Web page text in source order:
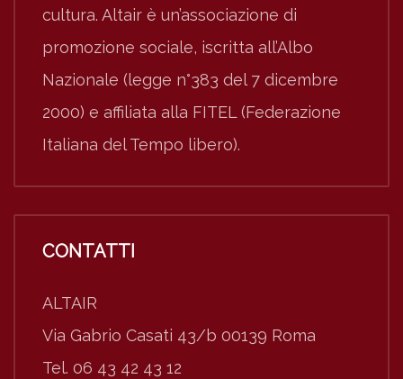
cultura. Altair è un’associazione di
promozione sociale, iscritta all’Albo
Nazionale (legge n°383 del 7 dicembre
2000) e affiliata alla FITEL (Federazione
Italiana del Tempo libero).
CONTATTI
ALTAIR
Via Gabrio Casati 43/b 00139 Roma
Tel. 06 43 42 43 12